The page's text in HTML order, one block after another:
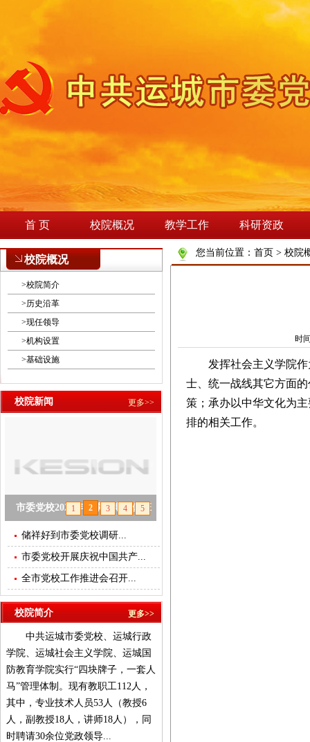
首 页 校院概况 教学工作 科研资政
您当前位置： 首页 > 校院
时
发挥社会主义学院作
士、统一战线其它方面
策；承办以中华文化为
排的相关工作。
校院概况
>校院简介
>历史沿革
>现任领导
>机构设置
>基础设施
校院新闻 更多>>
市委党校2025年春季学期主体班
开班
null
1 2 3 4 5
储祥好到市委党校调研...
市委党校开展庆祝中国共产...
全市党校工作推进会召开...
校院简介 更多>>
中共运城市委党校、运城行政
学院、运城社会主义学院、运城国
防教育学院实行“四块牌子，一套人
马”管理体制。现有教职工112人，
其中，专业技术人员53人（教授6
人，副教授18人，讲师18人），同
时聘请30余位党政领导...